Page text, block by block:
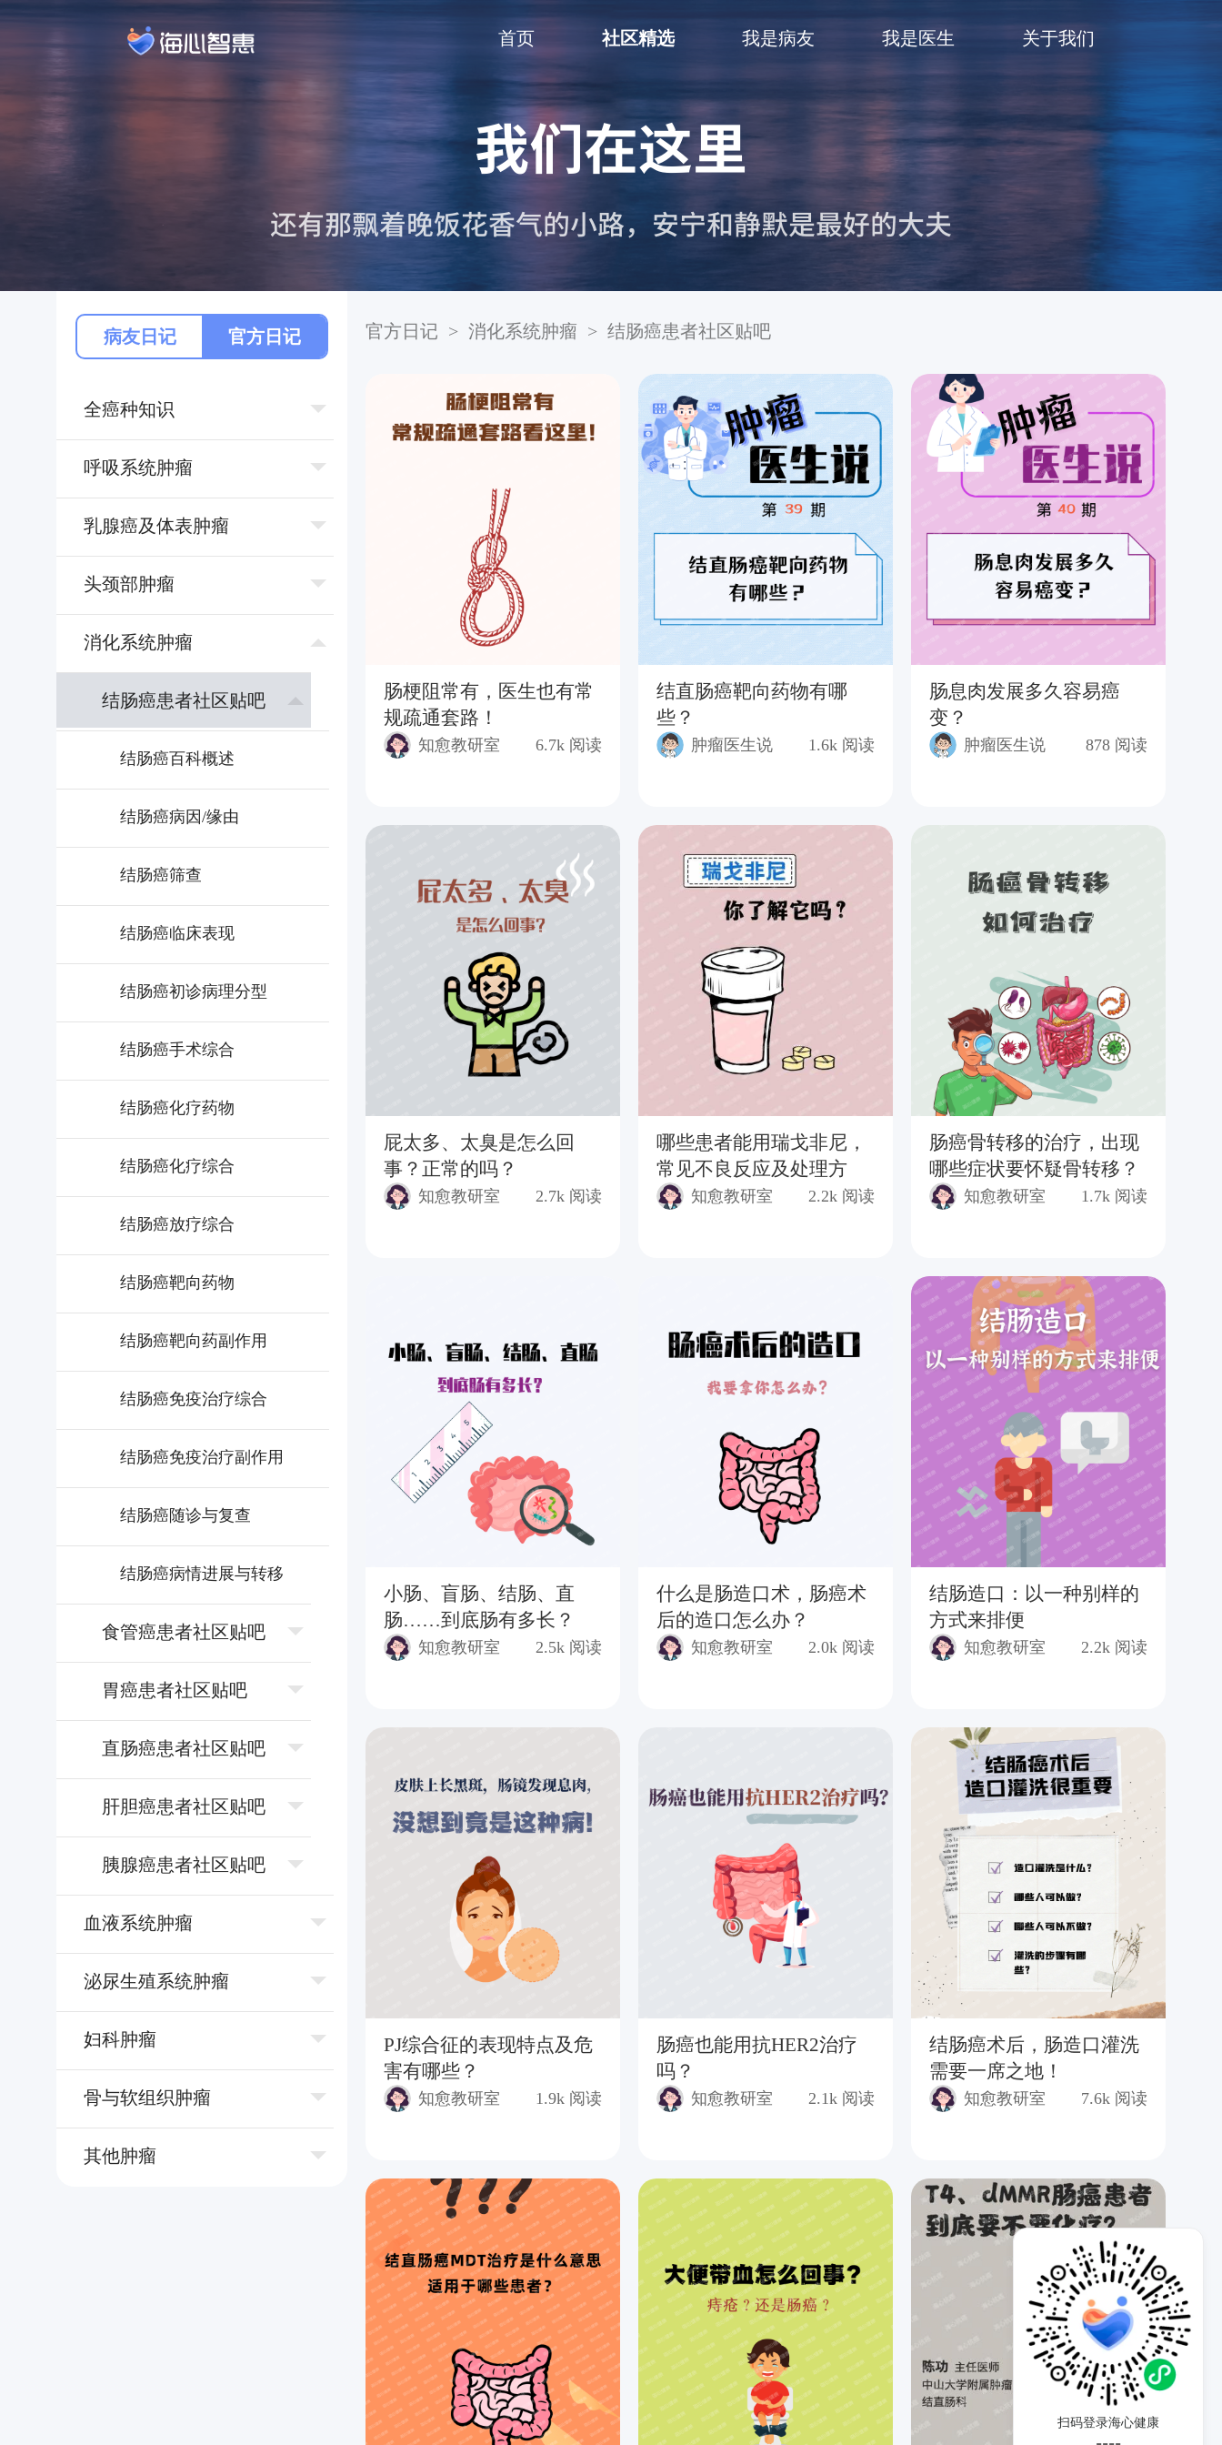
首页 社区精选 我是病友 我是医生 关于我们
病友日记 官方日记
全癌种知识
呼吸系统肿瘤
乳腺癌及体表肿瘤
头颈部肿瘤
消化系统肿瘤
结肠癌患者社区贴吧
结肠癌百科概述
结肠癌病因/缘由
结肠癌筛查
结肠癌临床表现
结肠癌初诊病理分型
结肠癌手术综合
结肠癌化疗药物
结肠癌化疗综合
结肠癌放疗综合
结肠癌靶向药物
结肠癌靶向药副作用
结肠癌免疫治疗综合
结肠癌免疫治疗副作用
结肠癌随诊与复查
结肠癌病情进展与转移
⻝管癌患者社区贴吧
胃癌患者社区贴吧
直肠癌患者社区贴吧
肝胆癌患者社区贴吧
胰腺癌患者社区贴吧
⾎液系统肿瘤
泌尿⽣殖系统肿瘤
妇科肿瘤
⻣与软组织肿瘤
其他肿瘤
官方日记 > 消化系统肿瘤 > 结肠癌患者社区贴吧
肠梗阻常有，医生也有常
规疏通套路！
知愈教研室 6.7k 阅读
结直肠癌靶向药物有哪
些？
肿瘤医生说 1.6k 阅读
肠息肉发展多久容易癌
变？
肿瘤医生说 878 阅读
屁太多、太臭是怎么回
事？正常的吗？
知愈教研室 2.7k 阅读
哪些患者能用瑞戈非尼，
常见不良反应及处理方
法？知愈教研室 2.2k 阅读
肠癌骨转移的治疗，出现
哪些症状要怀疑骨转移？
知愈教研室 1.7k 阅读
小肠、盲肠、结肠、直
肠……到底肠有多长？
知愈教研室 2.5k 阅读
什么是肠造口术，肠癌术
后的造口怎么办？
知愈教研室 2.0k 阅读
结肠造口：以一种别样的
方式来排便
知愈教研室 2.2k 阅读
PJ综合征的表现特点及危
害有哪些？
知愈教研室 1.9k 阅读
肠癌也能用抗HER2治疗
吗？
知愈教研室 2.1k 阅读
结肠癌术后，肠造口灌洗
需要一席之地！
知愈教研室 7.6k 阅读
扫码登录海心健康